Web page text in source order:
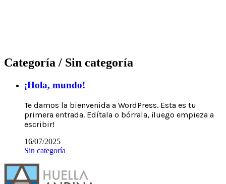
Categoría / Sin categoría
¡Hola, mundo!
Te damos la bienvenida a WordPress. Esta es tu
primera entrada. Edítala o bórrala, ¡luego empieza a
escribir!
16/07/2025
Sin categoría